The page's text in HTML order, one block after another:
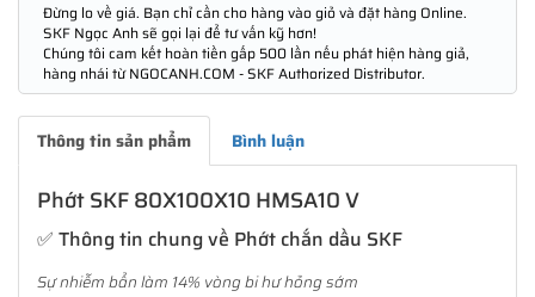
Đừng lo về giá. Bạn chỉ cần cho hàng vào giỏ và đặt hàng Online.
SKF Ngọc Anh sẽ gọi lại để tư vấn kỹ hơn!
Chúng tôi cam kết hoàn tiền gấp 500 lần nếu phát hiện hàng giả,
hàng nhái từ NGOCANH.COM - SKF Authorized Distributor.
Thông tin sản phẩm Bình luận
Phớt SKF 80X100X10 HMSA10 V
✅ Thông tin chung về Phớt chắn dầu SKF
Sự nhiễm bẩn làm 14% vòng bi hư hỏng sớm